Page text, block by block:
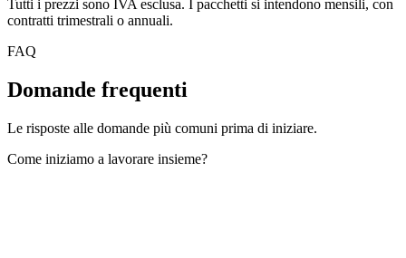
Tutti i prezzi sono IVA esclusa. I pacchetti si intendono mensili, con
contratti trimestrali o annuali.
FAQ
Domande frequenti
Le risposte alle domande più comuni prima di iniziare.
Come iniziamo a lavorare insieme?